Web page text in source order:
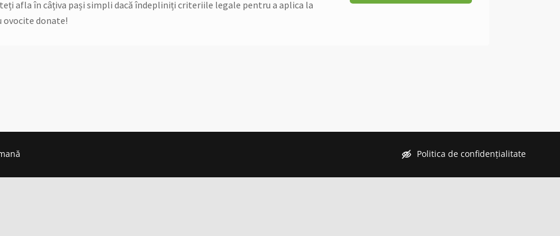
afla în câțiva pași simpli dacă îndepliniți criteriile legale pentru a aplica la
ovocite donate!
Politica de confidențialitate